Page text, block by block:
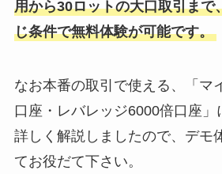
用から30ロットの大口取引まで
じ条件で無料体験が可能です。
なお本番の取引で使える、「 マ
口座・レバレッジ6000倍口座
詳しく解説しましたので、デモ
てお役だて下さい。